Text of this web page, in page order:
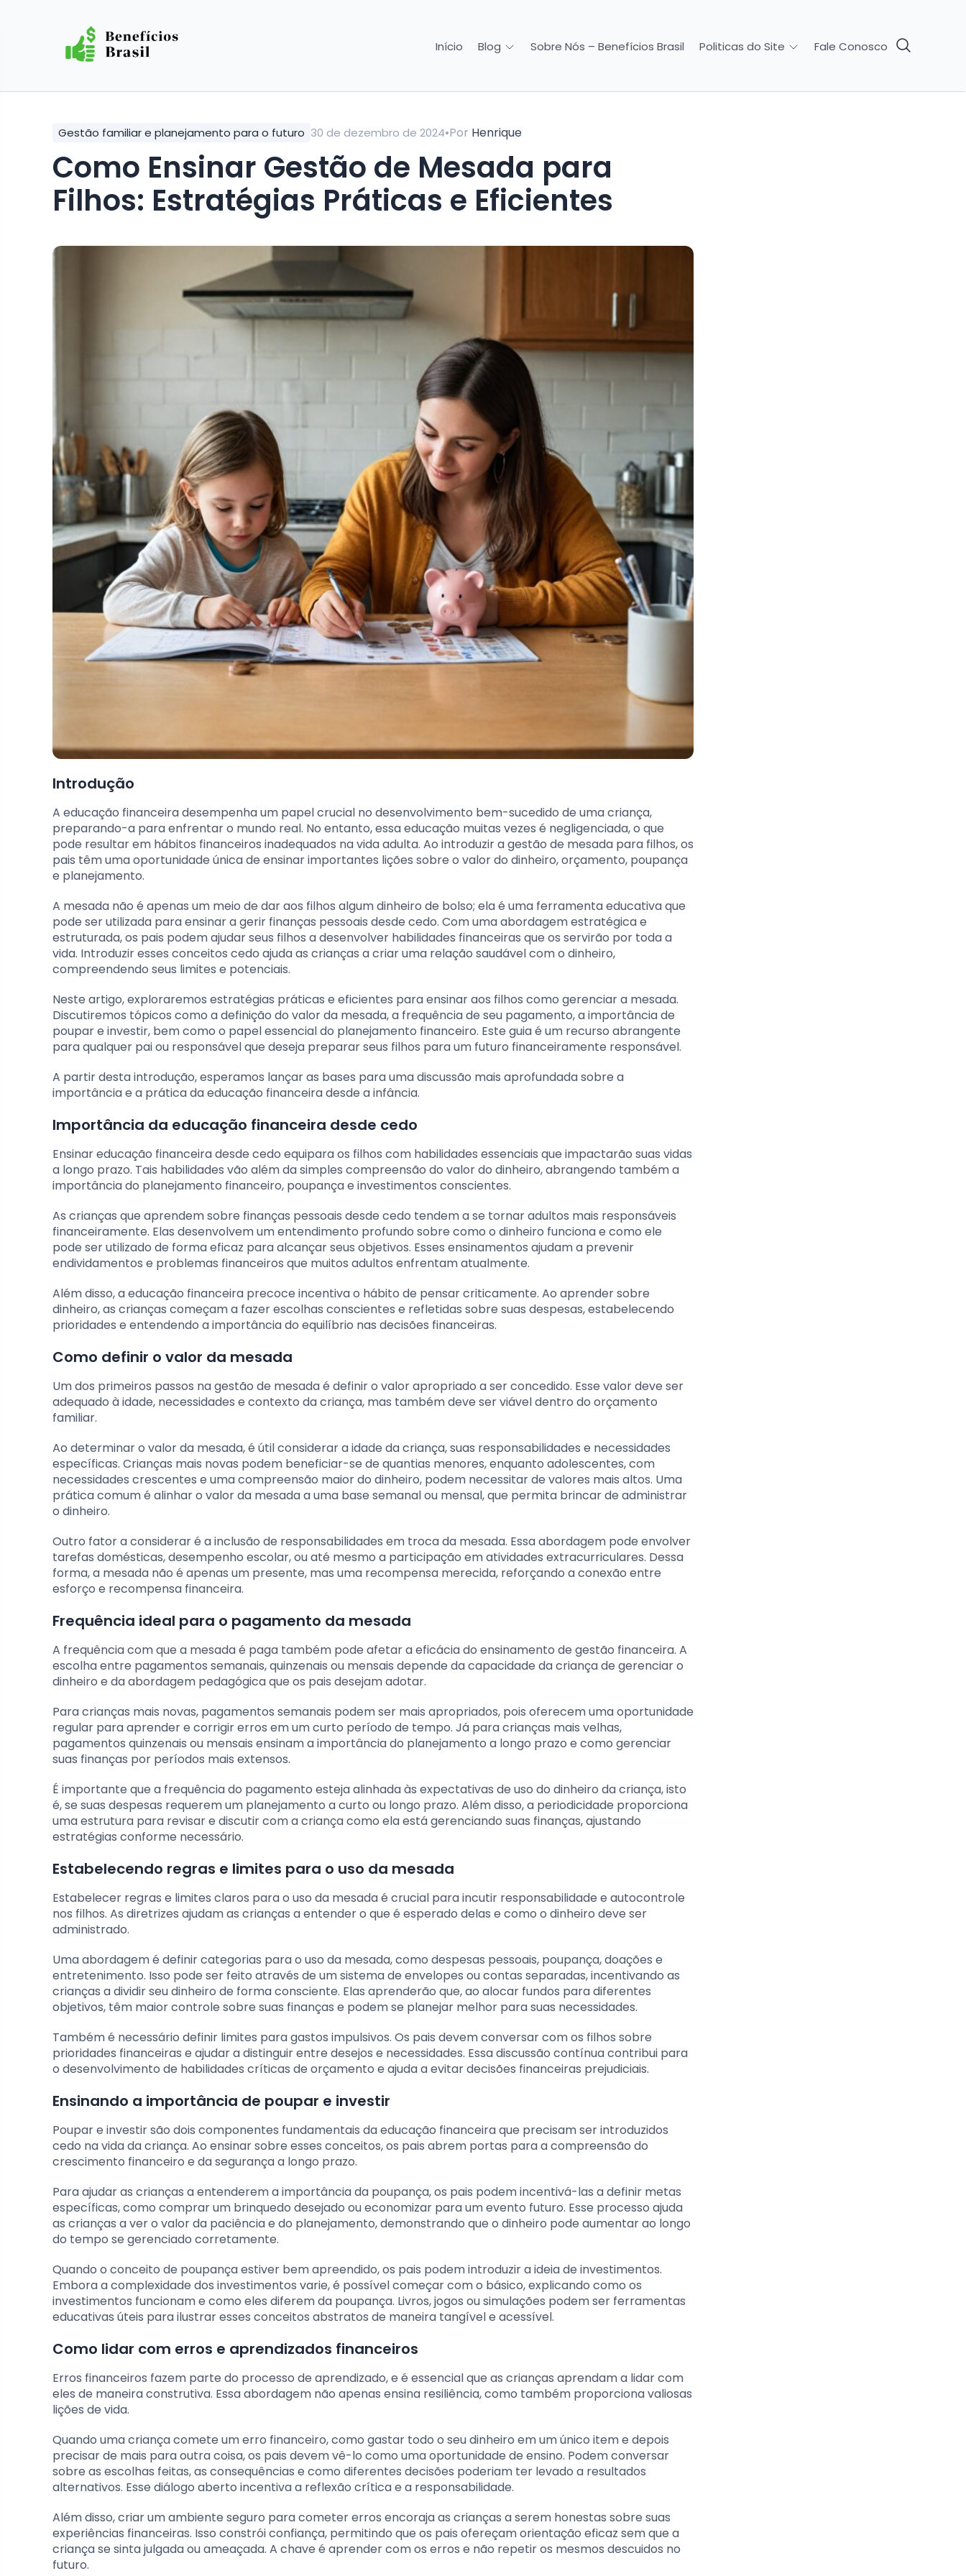
Início Blog Sobre Nós – Benefícios Brasil Politicas do Site Fale Conosco
Gestão familiar e planejamento para o futuro 30 de dezembro de 2024•Por Henrique
Como Ensinar Gestão de Mesada para
Filhos: Estratégias Práticas e Eficientes
Introdução
A educação financeira desempenha um papel crucial no desenvolvimento bem-sucedido de uma criança,
preparando-a para enfrentar o mundo real. No entanto, essa educação muitas vezes é negligenciada, o que
pode resultar em hábitos financeiros inadequados na vida adulta. Ao introduzir a gestão de mesada para filhos, os
pais têm uma oportunidade única de ensinar importantes lições sobre o valor do dinheiro, orçamento, poupança
e planejamento.
A mesada não é apenas um meio de dar aos filhos algum dinheiro de bolso; ela é uma ferramenta educativa que
pode ser utilizada para ensinar a gerir finanças pessoais desde cedo. Com uma abordagem estratégica e
estruturada, os pais podem ajudar seus filhos a desenvolver habilidades financeiras que os servirão por toda a
vida. Introduzir esses conceitos cedo ajuda as crianças a criar uma relação saudável com o dinheiro,
compreendendo seus limites e potenciais.
Neste artigo, exploraremos estratégias práticas e eficientes para ensinar aos filhos como gerenciar a mesada.
Discutiremos tópicos como a definição do valor da mesada, a frequência de seu pagamento, a importância de
poupar e investir, bem como o papel essencial do planejamento financeiro. Este guia é um recurso abrangente
para qualquer pai ou responsável que deseja preparar seus filhos para um futuro financeiramente responsável.
A partir desta introdução, esperamos lançar as bases para uma discussão mais aprofundada sobre a
importância e a prática da educação financeira desde a infância.
Importância da educação financeira desde cedo
Ensinar educação financeira desde cedo equipara os filhos com habilidades essenciais que impactarão suas vidas
a longo prazo. Tais habilidades vão além da simples compreensão do valor do dinheiro, abrangendo também a
importância do planejamento financeiro, poupança e investimentos conscientes.
As crianças que aprendem sobre finanças pessoais desde cedo tendem a se tornar adultos mais responsáveis
financeiramente. Elas desenvolvem um entendimento profundo sobre como o dinheiro funciona e como ele
pode ser utilizado de forma eficaz para alcançar seus objetivos. Esses ensinamentos ajudam a prevenir
endividamentos e problemas financeiros que muitos adultos enfrentam atualmente.
Além disso, a educação financeira precoce incentiva o hábito de pensar criticamente. Ao aprender sobre
dinheiro, as crianças começam a fazer escolhas conscientes e refletidas sobre suas despesas, estabelecendo
prioridades e entendendo a importância do equilíbrio nas decisões financeiras.
Como definir o valor da mesada
Um dos primeiros passos na gestão de mesada é definir o valor apropriado a ser concedido. Esse valor deve ser
adequado à idade, necessidades e contexto da criança, mas também deve ser viável dentro do orçamento
familiar.
Ao determinar o valor da mesada, é útil considerar a idade da criança, suas responsabilidades e necessidades
específicas. Crianças mais novas podem beneficiar-se de quantias menores, enquanto adolescentes, com
necessidades crescentes e uma compreensão maior do dinheiro, podem necessitar de valores mais altos. Uma
prática comum é alinhar o valor da mesada a uma base semanal ou mensal, que permita brincar de administrar
o dinheiro.
Outro fator a considerar é a inclusão de responsabilidades em troca da mesada. Essa abordagem pode envolver
tarefas domésticas, desempenho escolar, ou até mesmo a participação em atividades extracurriculares. Dessa
forma, a mesada não é apenas um presente, mas uma recompensa merecida, reforçando a conexão entre
esforço e recompensa financeira.
Frequência ideal para o pagamento da mesada
A frequência com que a mesada é paga também pode afetar a eficácia do ensinamento de gestão financeira. A
escolha entre pagamentos semanais, quinzenais ou mensais depende da capacidade da criança de gerenciar o
dinheiro e da abordagem pedagógica que os pais desejam adotar.
Para crianças mais novas, pagamentos semanais podem ser mais apropriados, pois oferecem uma oportunidade
regular para aprender e corrigir erros em um curto período de tempo. Já para crianças mais velhas,
pagamentos quinzenais ou mensais ensinam a importância do planejamento a longo prazo e como gerenciar
suas finanças por períodos mais extensos.
É importante que a frequência do pagamento esteja alinhada às expectativas de uso do dinheiro da criança, isto
é, se suas despesas requerem um planejamento a curto ou longo prazo. Além disso, a periodicidade proporciona
uma estrutura para revisar e discutir com a criança como ela está gerenciando suas finanças, ajustando
estratégias conforme necessário.
Estabelecendo regras e limites para o uso da mesada
Estabelecer regras e limites claros para o uso da mesada é crucial para incutir responsabilidade e autocontrole
nos filhos. As diretrizes ajudam as crianças a entender o que é esperado delas e como o dinheiro deve ser
administrado.
Uma abordagem é definir categorias para o uso da mesada, como despesas pessoais, poupança, doações e
entretenimento. Isso pode ser feito através de um sistema de envelopes ou contas separadas, incentivando as
crianças a dividir seu dinheiro de forma consciente. Elas aprenderão que, ao alocar fundos para diferentes
objetivos, têm maior controle sobre suas finanças e podem se planejar melhor para suas necessidades.
Também é necessário definir limites para gastos impulsivos. Os pais devem conversar com os filhos sobre
prioridades financeiras e ajudar a distinguir entre desejos e necessidades. Essa discussão contínua contribui para
o desenvolvimento de habilidades críticas de orçamento e ajuda a evitar decisões financeiras prejudiciais.
Ensinando a importância de poupar e investir
Poupar e investir são dois componentes fundamentais da educação financeira que precisam ser introduzidos
cedo na vida da criança. Ao ensinar sobre esses conceitos, os pais abrem portas para a compreensão do
crescimento financeiro e da segurança a longo prazo.
Para ajudar as crianças a entenderem a importância da poupança, os pais podem incentivá-las a definir metas
específicas, como comprar um brinquedo desejado ou economizar para um evento futuro. Esse processo ajuda
as crianças a ver o valor da paciência e do planejamento, demonstrando que o dinheiro pode aumentar ao longo
do tempo se gerenciado corretamente.
Quando o conceito de poupança estiver bem apreendido, os pais podem introduzir a ideia de investimentos.
Embora a complexidade dos investimentos varie, é possível começar com o básico, explicando como os
investimentos funcionam e como eles diferem da poupança. Livros, jogos ou simulações podem ser ferramentas
educativas úteis para ilustrar esses conceitos abstratos de maneira tangível e acessível.
Como lidar com erros e aprendizados financeiros
Erros financeiros fazem parte do processo de aprendizado, e é essencial que as crianças aprendam a lidar com
eles de maneira construtiva. Essa abordagem não apenas ensina resiliência, como também proporciona valiosas
lições de vida.
Quando uma criança comete um erro financeiro, como gastar todo o seu dinheiro em um único item e depois
precisar de mais para outra coisa, os pais devem vê-lo como uma oportunidade de ensino. Podem conversar
sobre as escolhas feitas, as consequências e como diferentes decisões poderiam ter levado a resultados
alternativos. Esse diálogo aberto incentiva a reflexão crítica e a responsabilidade.
Além disso, criar um ambiente seguro para cometer erros encoraja as crianças a serem honestas sobre suas
experiências financeiras. Isso constrói confiança, permitindo que os pais ofereçam orientação eficaz sem que a
criança se sinta julgada ou ameaçada. A chave é aprender com os erros e não repetir os mesmos descuidos no
futuro.